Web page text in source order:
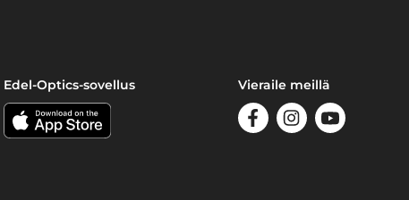
Edel-Optics-sovellus Vieraile meillä